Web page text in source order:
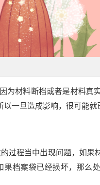
为材料断档或者是材料真
一旦造成影响，很可能就
过程当中出现问题，如果
档案袋已经损坏，那么